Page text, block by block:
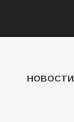
НОВОСТИ